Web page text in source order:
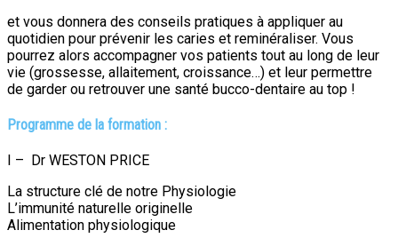
et vous donnera des conseils pratiques à appliquer au
quotidien pour prévenir les caries et reminéraliser. Vous
pourrez alors accompagner vos patients tout au long de leur
vie (grossesse, allaitement, croissance…) et leur permettre
de garder ou retrouver une santé bucco-dentaire au top !
Programme de la formation :
I – Dr WESTON PRICE
La structure clé de notre Physiologie
L’immunité naturelle originelle
Alimentation physiologique